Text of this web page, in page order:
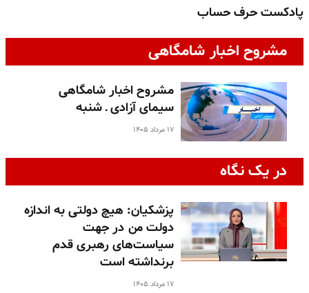
پادکست حرف حساب
مشروح اخبار شامگاهی
مشروح اخبار شامگاهی
سیمای آزادی ـ شنبه
۱۷ مرداد ۱۴۰۵
در یک نگاه
پزشکیان: هیچ دولتی به اندازه
دولت من در جهت
سیاست‌های رهبری قدم
برنداشته است
۱۷ مرداد ۱۴۰۵